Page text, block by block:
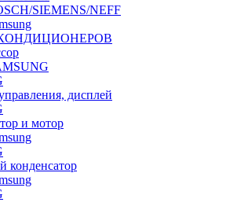
SIEMENS/NEFF
КОНДИЦИОНЕРОВ
дисплей
и мотор
конденсатор